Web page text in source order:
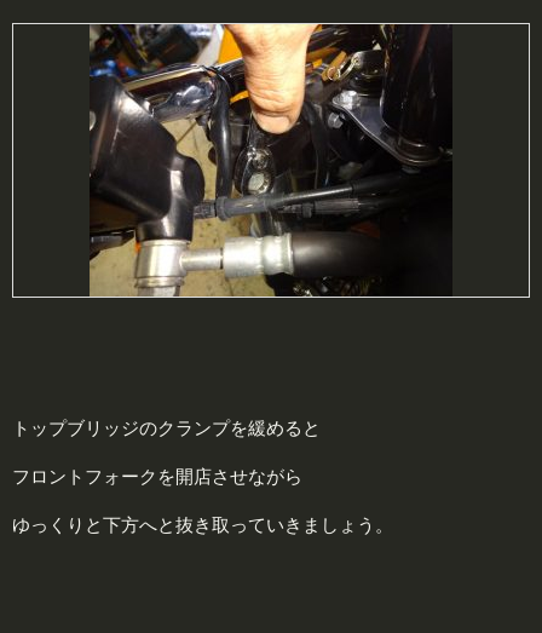
トップブリッジのクランプを緩めると
フロントフォークを開店させながら
ゆっくりと下方へと抜き取っていきましょう。